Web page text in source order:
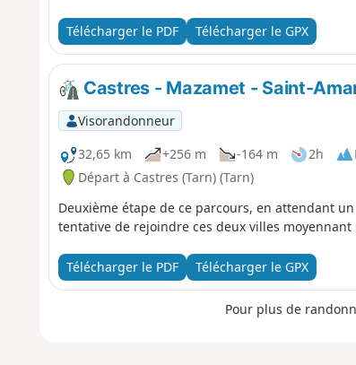
Télécharger le PDF Télécharger le GPX
Castres - Mazamet - Saint-
Visorandonneur
32,65 km
+256 m -164 m 2h
Départ à Castres (Tarn) (Tarn)
Deuxième étape de ce parcours, en attendant
tentative de rejoindre ces deux villes
Télécharger le PDF Télécharger le GPX
Pour plus de